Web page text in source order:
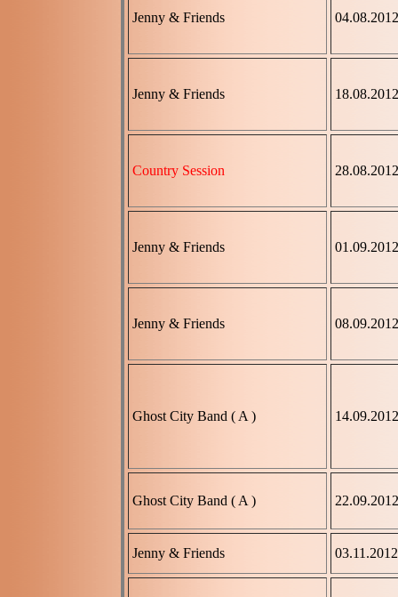
Jenny & Friends 04.08.2012
Jenny & Friends 18.08.2012
Country Session 28.08.2012
Jenny & Friends 01.09.2012
Jenny & Friends 08.09.2012
Ghost City Band ( A ) 14.09.2012
Ghost City Band ( A ) 22.09.2012
Jenny & Friends 03.11.2012